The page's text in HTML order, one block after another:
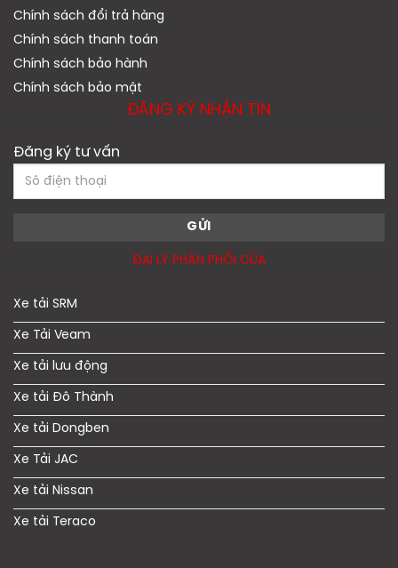
Chính sách đổi trả hàng
Chính sách thanh toán
Chính sách bảo hành
Chính sách bảo mật
ĐĂNG KÝ NHẬN TIN
Đăng ký tư vấn
ĐẠI LÝ PHÂN PHỐI CỦA
Xe tải SRM
Xe Tải Veam
Xe tải lưu động
Xe tải Đô Thành
Xe tải Dongben
Xe Tải JAC
Xe tải Nissan
Xe tải Teraco